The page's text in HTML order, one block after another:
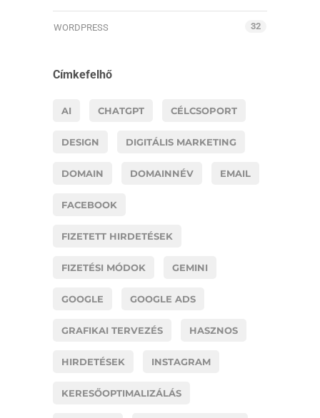
WORDPRESS 32
Címkefelhő
AI CHATGPT CÉLCSOPORT
DESIGN DIGITÁLIS MARKETING
DOMAIN DOMAINNÉV EMAIL
FACEBOOK
FIZETETT HIRDETÉSEK
FIZETÉSI MÓDOK GEMINI
GOOGLE GOOGLE ADS
GRAFIKAI TERVEZÉS HASZNOS
HIRDETÉSEK INSTAGRAM
KERESŐOPTIMALIZÁLÁS